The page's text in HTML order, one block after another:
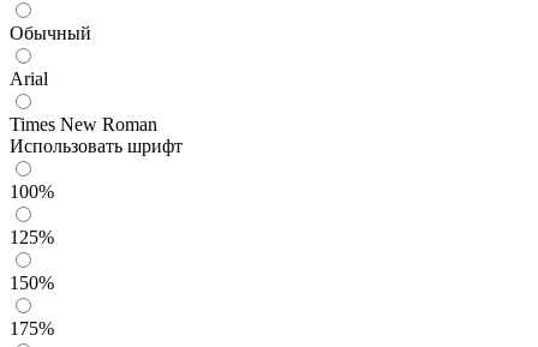
Обычный
Arial
Times New Roman
Использовать шрифт
100%
125%
150%
175%